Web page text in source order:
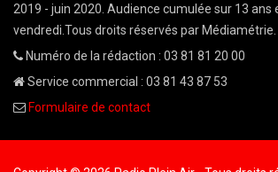
2019 - juin 2020. Audience cumulée sur 13 ans
vendredi.Tous droits réservés par Médiamétrie.
Numéro de la rédaction : 03 81 81 20 00
Service commercial : 03 81 43 87 53
Formulaire de contact